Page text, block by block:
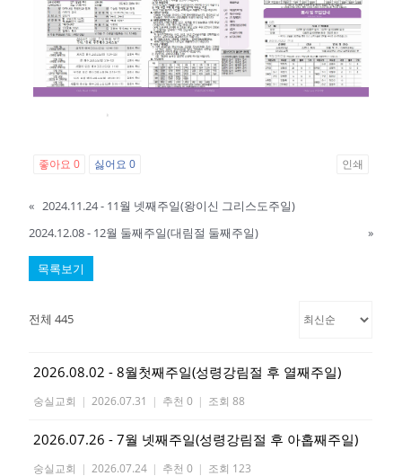
좋아요0 싫어요0 인쇄
« 2024.11.24 - 11월 넷째주일(왕이신 그리스도주일)
2024.12.08 - 12월 둘째주일(대림절 둘째주일)
»
목록보기
전체 445
2026.08.02 - 8월첫째주일(성령강림절 후 열째주일)
숭실교회 | 2026.07.31 | 추천 0 | 조회 88
2026.07.26 - 7월 넷째주일(성령강림절 후 아홉째주일)
숭실교회 | 2026.07.24 | 추천 0 | 조회 123